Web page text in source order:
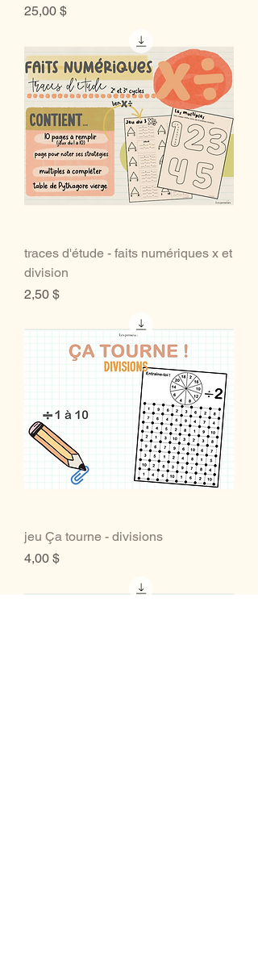
Prix
25,00 $
traces d'étude - faits numériques x et
division
Prix
2,50 $
jeu Ça tourne - divisions
Prix
4,00 $